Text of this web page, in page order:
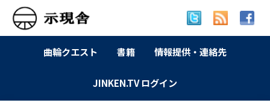
曲輪クエスト 書籍 情報提供・連絡先
JINKEN.TV ログイン